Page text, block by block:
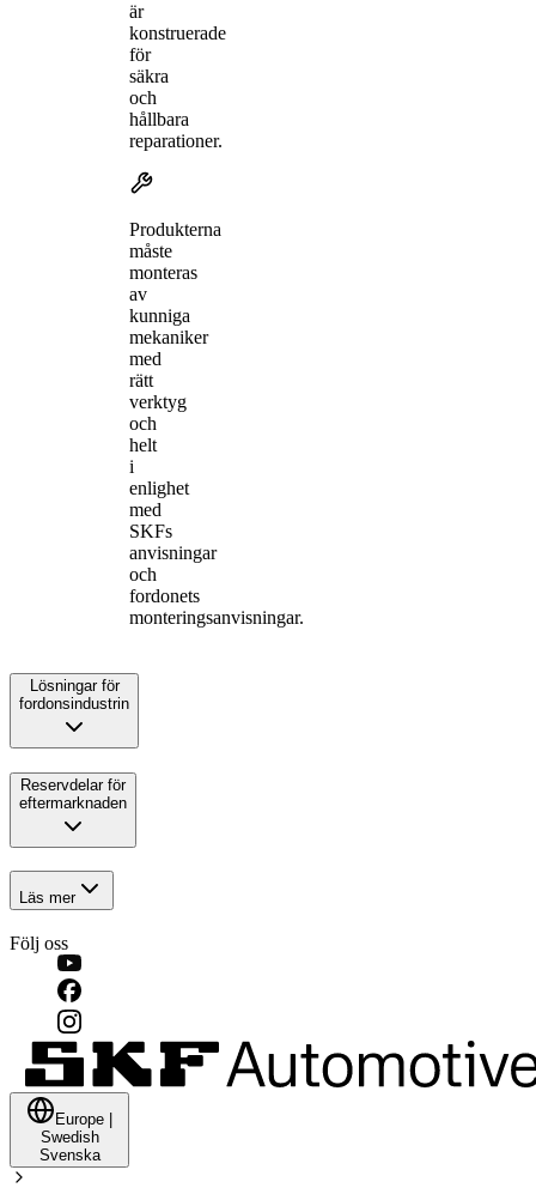
är
konstruerade
för
säkra
och
hållbara
reparationer.
Produkterna
måste
monteras
av
kunniga
mekaniker
med
rätt
verktyg
och
helt
i
enlighet
med
SKFs
anvisningar
och
fordonets
monteringsanvisningar.
Lösningar för
fordonsindustrin
Reservdelar för
eftermarknaden
Läs mer
Följ oss
Europe
Swedish
Svenska